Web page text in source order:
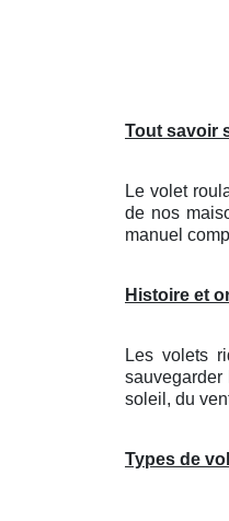
Tout savoir
Le volet
de nos
manuel
Histoire et
Les volets
sauvegarder
soleil, du
Types de